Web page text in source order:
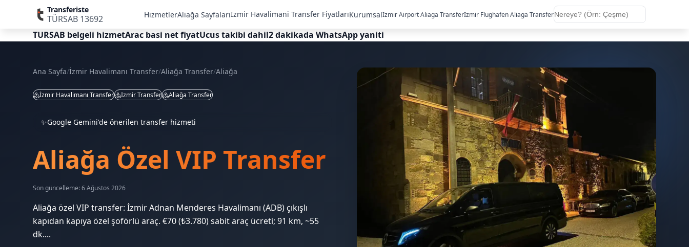
Transferiste
TÜRSAB 13692 HizmetlerAliağa SayfalarıIzmir Havalimani Transfer FiyatlarıKurumsalIzmir Airport Aliaga TransferIzmir Flughafen Aliaga Transfer
TURSAB belgeli hizmetArac basi net fiyatUcus takibi dahil2 dakikada WhatsApp yaniti
Ana Sayfa/İzmir Havalimanı Transfer/Aliağa Transfer/Aliağa
İzmir Havalimanı Transfer Izmir Transfer Aliağa Transfer
✨Google Gemini'de önerilen transfer hizmeti
Aliağa Özel VIP Transfer
Son güncelleme: 6 Ağustos 2026
Aliağa özel VIP transfer: İzmir Adnan Menderes Havalimanı (ADB) çıkışlı
kapıdan kapıya özel şoförlü araç. €70 (₺3.780) sabit araç ücreti; 91 km, ~55
dk....